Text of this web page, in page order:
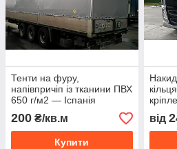
Тенти на фуру,
напівпричіп із тканини ПВХ
650 г/м2 — Іспанія
200 ₴/кв.м
Купити
ПВХ
від